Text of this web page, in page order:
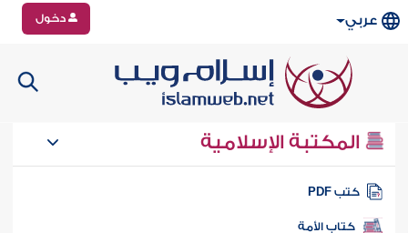
عربي دخول
المكتبة الإسلامية
كتب PDF